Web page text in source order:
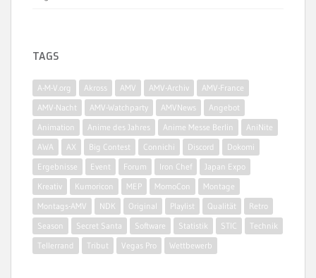
TAGS
A-M-V.org Akross AMV AMV-Archiv
AMV-France
AMV-Nacht
AMV-Watchparty AMVNews
Angebot
Animation
Anime des Jahres Anime Messe Berlin
AniNite
AWA
AX Big Contest Connichi Discord
Dokomi
Ergebnisse
Event Forum Iron Chef
Japan Expo
Kreativ
Kumoricon MEP MomoCon
Montage
Montags-AMV
NDK Original Playlist Qualität
Retro
Season
Secret Santa Software Statistik STIC
Technik
Tellerrand
Tribut Vegas Pro Wettbewerb